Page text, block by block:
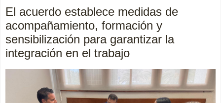
El acuerdo establece medidas de
acompañamiento, formación y
sensibilización para garantizar la
integración en el trabajo